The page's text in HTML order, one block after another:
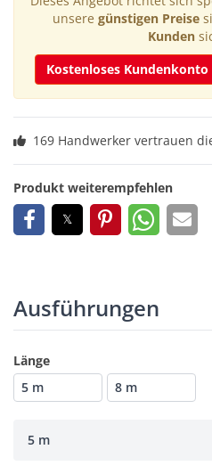
unsere günstigen Preise
Kunden
Kostenloses
169 Handwerker vertrauen
Produkt weiterempfehlen
Ausführungen
Länge
5 m
8 m
5 m